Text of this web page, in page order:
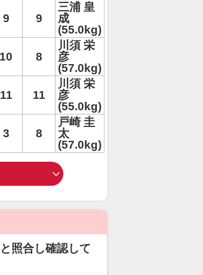
9 9
三浦 皇
成
(55.0kg)
10 8
川須 栄
彦
(57.0kg)
11 11
川須 栄
彦
(55.0kg)
3 8
戸崎 圭
太
(57.0kg)
照合し確認して